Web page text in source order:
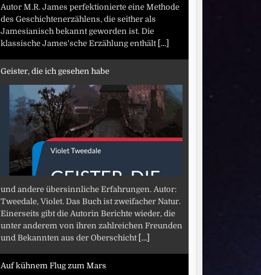
Autor M.R. James perfektionierte eine Methode
des Geschichtenerzählens, die seither als
Jamesianisch bekannt geworden ist. Die
klassische James'sche Erzählung enthält [...]
Geister, die ich gesehen habe
und andere übersinnliche Erfahrungen. Autor:
Tweedale, Violet. Das Buch ist zweifacher Natur.
Einerseits gibt die Autorin Berichte wieder, die
unter anderem von ihren zahlreichen Freunden
und Bekannten aus der Oberschicht [...]
Auf kühnem Flug zum Mars